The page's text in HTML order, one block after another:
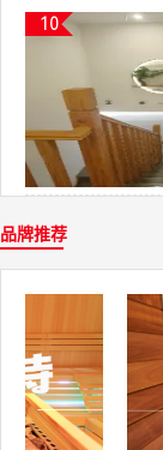
10
品牌推荐